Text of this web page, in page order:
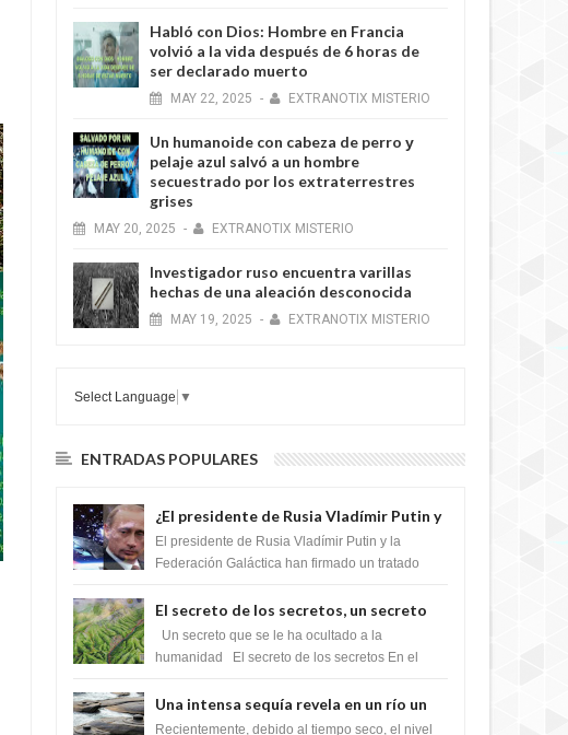
Habló con Dios: Hombre en Francia
volvió a la vida después de 6 horas de
ser declarado muerto
MAY 22, 2025 - EXTRANOTIX MISTERIO
Un humanoide con cabeza de perro у
pelaje azul salvó a un hombre
secuestrado por los extraterrestres
grises
MAY 20, 2025 - EXTRANOTIX MISTERIO
Investigador ruso encuentra varillas
hechas de una aleación desconocida
MAY 19, 2025 - EXTRANOTIX MISTERIO
Select Language ▼
ENTRADAS POPULARES
¿El presidente de Rusia Vladímir Putin y
la Federación Galactica han firmado un
tratado para acabar con los Sionistas?
El presidente de Rusia Vladímir Putin y la
Federación Galáctica han firmado un tratado
Si...
El secreto de los secretos, un secreto
que cambiaría por completo el destino
de la humanidad
Un secreto que se le ha ocultado a la
humanidad El secreto de los secretos En el
m...
Una intensa sequía revela en un río un
impresionante hallazgo de miles de
Recientemente, debido al tiempo seco, el nivel